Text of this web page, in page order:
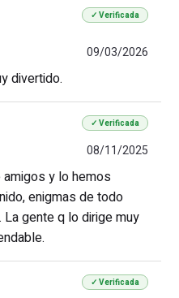
✓ Verificada
09/03/2026
divertido.
✓ Verificada
08/11/2025
y lo hemos
enigmas de todo
La gente q lo dirige muy
✓ Verificada